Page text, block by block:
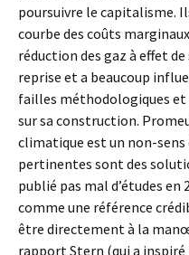
poursuivre le capitalisme.
courbe des coûts
réduction des gaz à effet
reprise et a beaucoup
failles méthodologiques et
sur sa construction.
climatique est un non-
pertinentes sont des
publié pas mal d’études
comme une référence
être directement à la
rapport Stern (qui a inspiré